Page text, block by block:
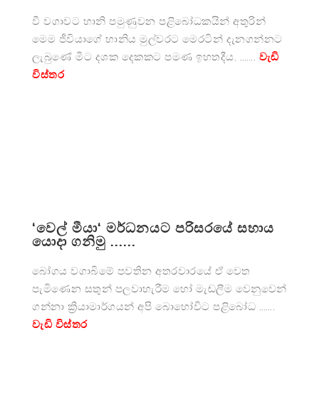
වී වගාවට හානි පමුණුවන පළිබෝධකයින් අතුරින්
මෙම ජීවියාගේ හානිය මුල්වරට මෙරටින් දැනගන්නට
ලැබුණේ මීට දශක දෙකකට පමණ ඉහතදීය. ……. වැඩි
විස්තර
‘වෙල් මීයා‘ මර්ධනයට පරිසරයේ සහාය
යොදා ගනිමු ......
බෝගය වගාබිමේ පවතින අතරවාරයේ ඒ වෙත
පැමිණෙන සතුන් පලවාහැරීම හෝ මැඬලීම වෙනුවෙන්
ගන්නා ක්‍රියාමාර්ගයන් අපි බොහෝවිට පළිබෝධ …….
වැඩි විස්තර